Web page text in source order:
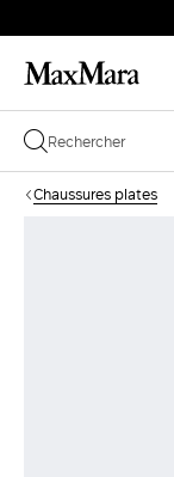
Chaussures plates